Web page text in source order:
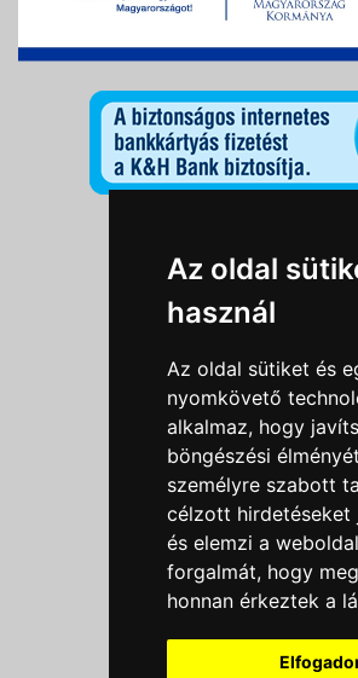
Az oldal
használ
Az oldal sütiket és
nyomkövető
alkalmaz, hogy
böngészési
személyre szabott
célzott hirdetéseket
és elemzi a
forgalmát, hogy
honnan érkeztek a
Információk
Általános szerződési
Impresszum
Nyereményjáték
Outlet nap nyereményjáték
Süti beállítások
Menü
Ajánlatkérés
Szakmai tippek /
Kapcsolat
Letölthető